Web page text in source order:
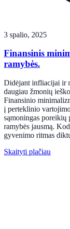
3 spalio, 2025
Finansinis
ramybės.
Didėjant infliacijai ir
daugiau žmonių
Finansinio
į perteklinio
sąmoningas poreikių
ramybės jausmą.
gyvenimo ritmas
Skaityti plačiau